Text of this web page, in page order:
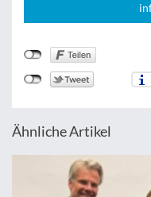
Ähnliche Artikel